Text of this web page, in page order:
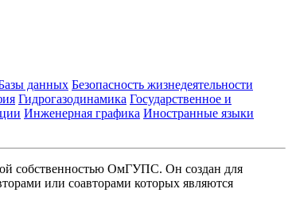
данных Безопасность жизнедеятельности
Гидрогазодинамика Государственное и
Инженерная графика Иностранные языки
собственностью ОмГУПС. Он создан для
или соавторами которых являются